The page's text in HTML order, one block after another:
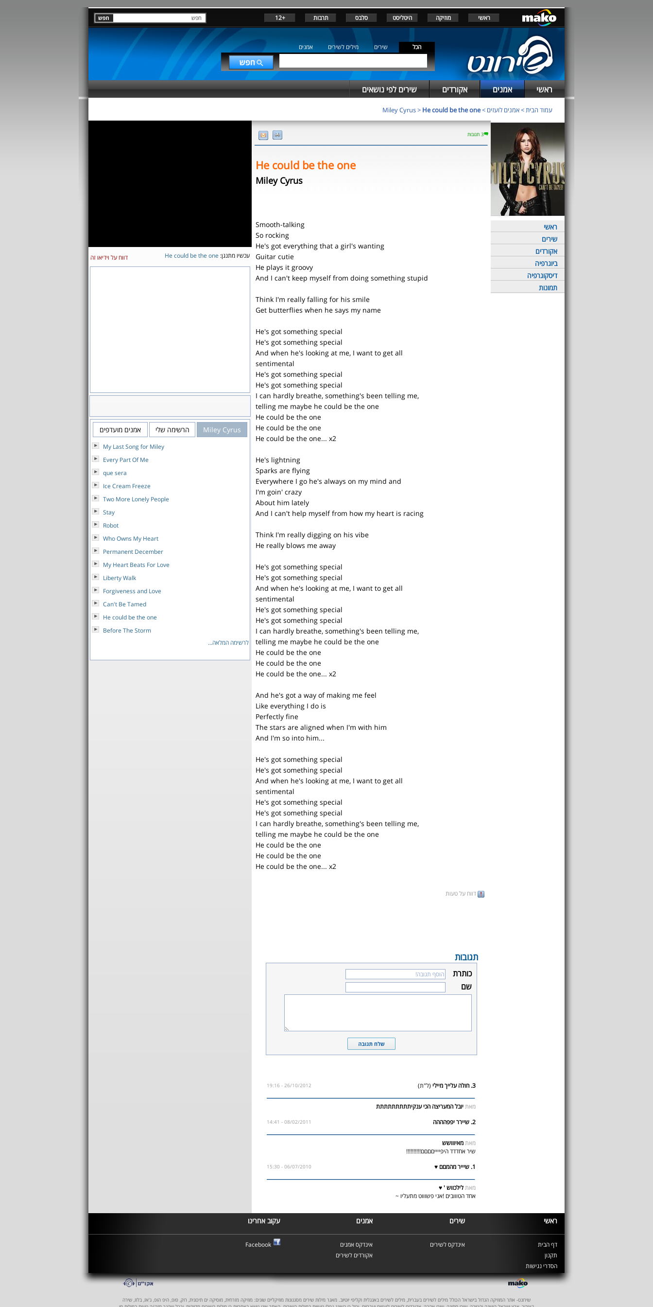
ראשי מוזיקה היטליסט סלבס תרבות +12
הכל שירים מילים לשירים אמנים
ראשי אמנים אקורדים שירים לפי נושאים
עמוד הבית>אמנים לועזים >
Miley Cyrus> He could be the one
ראשי
שירים
אקורדים
ביוגרפיה
דיסקוגרפיה
תמונות
3 תגובות
He could be the one
Miley Cyrus
Smooth-talking
So rocking
He's got everything that a girl's wanting
Guitar cutie
He plays it groovy
And I can't keep myself from doing something stupid
Think I'm really falling for his smile
Get butterflies when he says my name
He's got something special
He's got something special
And when he's looking at me, I want to get all
sentimental
He's got something special
He's got something special
I can hardly breathe, something's been telling me,
telling me maybe he could be the one
He could be the one
He could be the one
He could be the one... x2
He's lightning
Sparks are flying
Everywhere I go he's always on my mind and
I'm goin' crazy
About him lately
And I can't help myself from how my heart is racing
Think I'm really digging on his vibe
He really blows me away
He's got something special
He's got something special
And when he's looking at me, I want to get all
sentimental
He's got something special
He's got something special
I can hardly breathe, something's been telling me,
telling me maybe he could be the one
He could be the one
He could be the one
He could be the one... x2
And he's got a way of making me feel
Like everything I do is
Perfectly fine
The stars are aligned when I'm with him
And I'm so into him...
He's got something special
He's got something special
And when he's looking at me, I want to get all
sentimental
He's got something special
He's got something special
I can hardly breathe, something's been telling me,
telling me maybe he could be the one
He could be the one
He could be the one
He could be the one... x2
דווח על טעות
תגובות
כותרת
שם
3. חולה עלייך מיילי (ל"ת) 26/10/2012 - 19:16
מאתיובל המעריצה הכי ענקיתתתתתתתתת
2. שיירר יפפהההה
08/02/2011 - 14:41
מאתמאיווושש
שיר אחדדד היפייייםםםם!!!!!!!!!!
1. שיייר מהמםם ♥
06/07/2010 - 15:30
מאתלילכווש ' ♥
אחד הטווובים !אני פשוווט מתעליו ~
עכשיו מתנגן: He could be the one דווח על וידיאו זה
Miley Cyrus הרשימה שלי אמנים מועדפים
My Last Song for Miley
Every Part Of Me
que sera
Ice Cream Freeze
Two More Lonely People
Stay
Robot
Who Owns My Heart
Permanent December
My Heart Beats For Love
Liberty Walk
Forgiveness and Love
Can't Be Tamed
He could be the one
Before The Storm
לרשימה המלאה...
ראשי שירים אמנים עקוב אחרינו
דף הבית
תקנון
הסדרי נגישות
אינדקס לשירים
אינדקס אמנים
אקורדים לשירים
Facebook
שירונט- אתר המוזיקה הגדול בישראל הכולל מילים לשירים בעברית, מילים לשירים באנגלית וקליפי יוטיוב. מאגר מילות שירים מסגנונות מוזיקליים שונים: מוזיקה מזרחית, מוסיקה ים תיכונית, רוק, פופ, היפ הופ, ג'אז, בלוז, שירה